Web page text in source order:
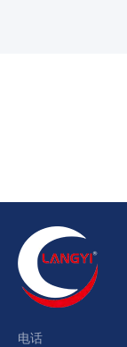
电话